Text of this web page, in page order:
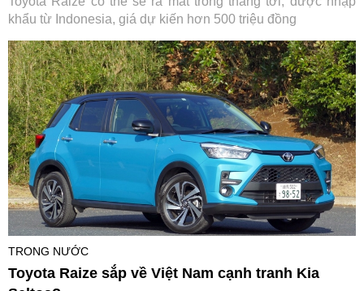
khẩu từ Indonesia, giá dự kiến hơn 500 triệu đồng
TRONG NƯỚC
Toyota Raize sắp về Việt Nam cạnh tranh Kia